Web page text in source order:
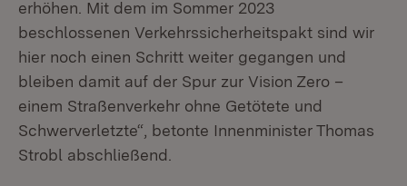
erhöhen. Mit dem im Sommer 2023
beschlossenen Verkehrssicherheitspakt sind wir
hier noch einen Schritt weiter gegangen und
bleiben damit auf der Spur zur Vision Zero –
einem Straßenverkehr ohne Getötete und
Schwerverletzte“, betonte Innenminister Thomas
Strobl abschließend.